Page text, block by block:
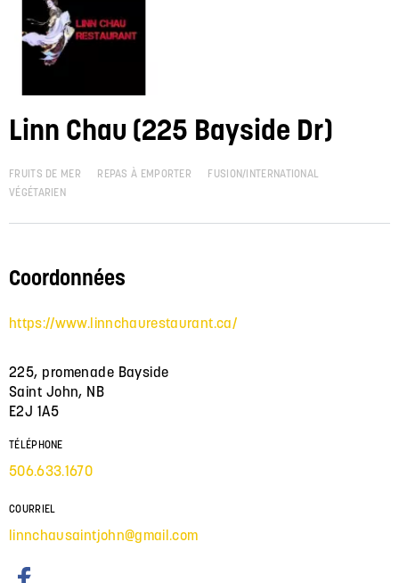
Linn Chau (225 Bayside Dr)
FRUITS DE MER REPAS À EMPORTER
FUSION/INTERNATIONAL
VÉGÉTARIEN
Coordonnées
https://www.linnchaurestaurant.ca/
225, promenade Bayside
Saint John, NB
E2J 1A5
TÉLÉPHONE
506.633.1670
COURRIEL
linnchausaintjohn@gmail.com